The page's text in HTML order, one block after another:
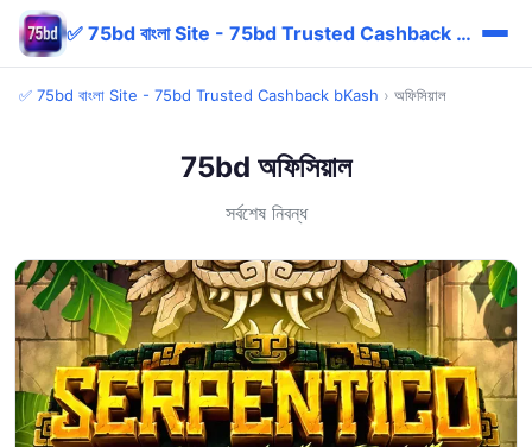
✅ 75bd বাংলা Site - 75bd Trusted Cashback bKash
✅ 75bd বাংলা Site - 75bd Trusted Cashback bKash › অফিসিয়াল
75bd অফিসিয়াল
সর্বশেষ নিবন্ধ